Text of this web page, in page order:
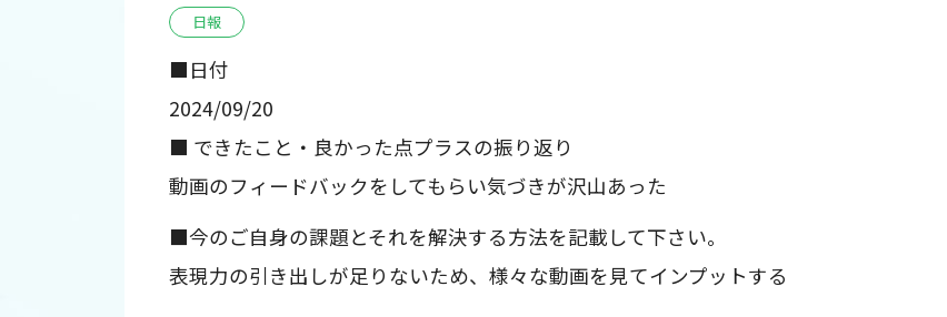
日報
■日付
2024/09/20
■ できたこと・良かった点プラスの振り返り
動画のフィードバックをしてもらい気づきが沢山あった
■今のご自身の課題とそれを解決する方法を記載して下さい。
表現力の引き出しが足りないため、様々な動画を見てインプットする